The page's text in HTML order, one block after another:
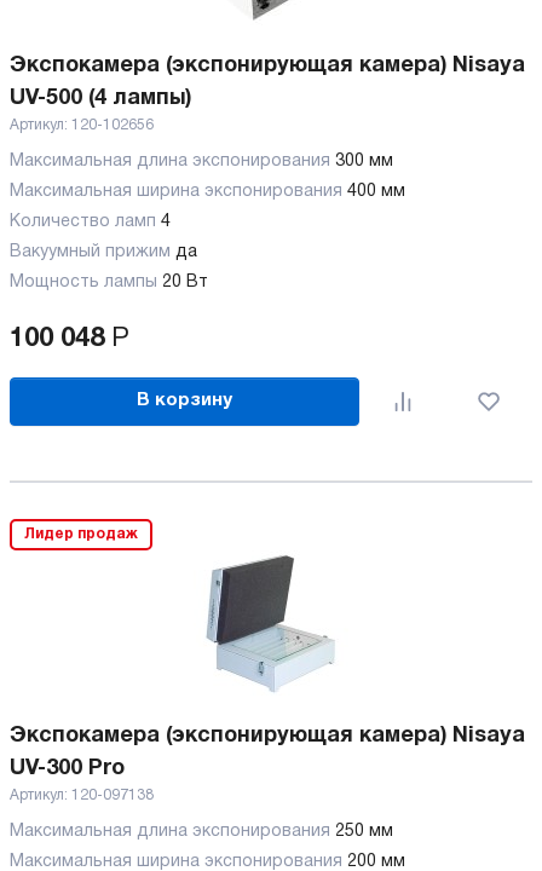
Экспокамера (экспонирующая камера) Nisaya
UV-500 (4 лампы)
Артикул: 120-102656
Максимальная длина экспонирования 300 мм
Максимальная ширина экспонирования 400 мм
Количество ламп 4
Вакуумный прижим да
Мощность лампы 20 Вт
100 048 Р
В корзину
Лидер продаж
Экспокамера (экспонирующая камера) Nisaya
UV-300 Pro
Артикул: 120-097138
Максимальная длина экспонирования 250 мм
Максимальная ширина экспонирования 200 мм